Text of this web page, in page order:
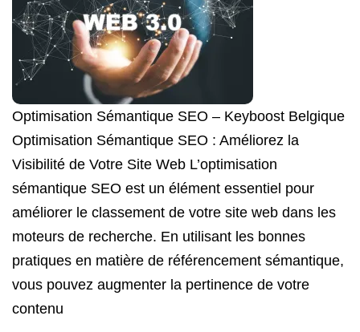
Optimisation Sémantique SEO – Keyboost Belgique
Optimisation Sémantique SEO : Améliorez la
Visibilité de Votre Site Web L’optimisation
sémantique SEO est un élément essentiel pour
améliorer le classement de votre site web dans les
moteurs de recherche. En utilisant les bonnes
pratiques en matière de référencement sémantique,
vous pouvez augmenter la pertinence de votre
contenu